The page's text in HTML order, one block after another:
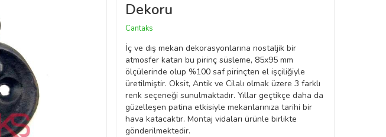
Dekoru
Cantaks
İç ve dış mekan dekorasyonlarına nostaljik bir
atmosfer katan bu pirinç süsleme, 85x95 mm
ölçülerinde olup %100 saf pirinçten el işçiliğiyle
üretilmiştir. Oksit, Antik ve Cilalı olmak üzere 3 farklı
renk seçeneği sunulmaktadır. Yıllar geçtikçe daha da
güzelleşen patina etkisiyle mekanlarınıza tarihi bir
hava katacaktır. Montaj vidaları ürünle birlikte
gönderilmektedir.